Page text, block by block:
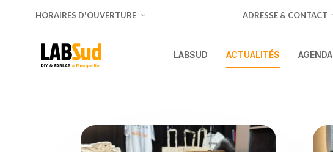
HORAIRES D'OUVERTURE ADRESSE & CONTACT
LABSUD ACTUALITÉS AGENDA